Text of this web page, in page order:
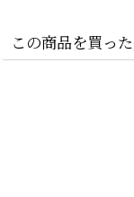
この商品を買っ